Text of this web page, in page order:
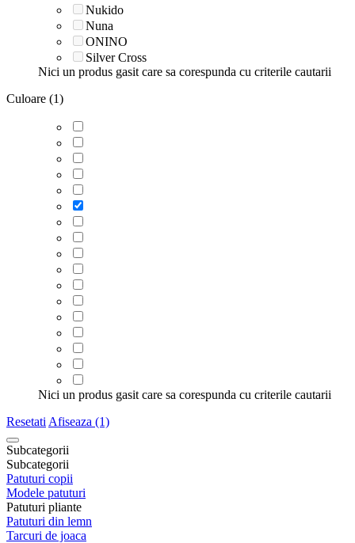
Nukido
Nuna
ONINO
Silver Cross
Nici un produs gasit care sa corespunda cu criterile cautarii
Culoare (1)
Nici un produs gasit care sa corespunda cu criterile cautarii
Resetati Afiseaza (1)
Subcategorii
Subcategorii
Patuturi copii
Modele patuturi
Patuturi pliante
Patuturi din lemn
Tarcuri de joaca